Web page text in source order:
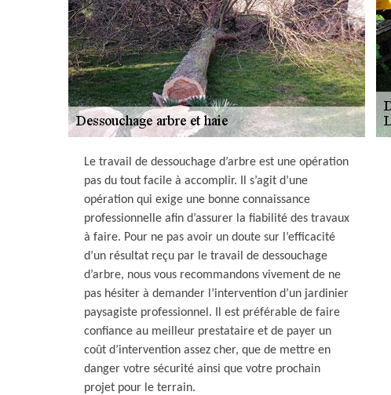
Le travail de dessouchage d’arbre est une opération
pas du tout facile à accomplir. Il s’agit d’une
opération qui exige une bonne connaissance
professionnelle afin d’assurer la fiabilité des travaux
à faire. Pour ne pas avoir un doute sur l’efficacité
d’un résultat reçu par le travail de dessouchage
d’arbre, nous vous recommandons vivement de ne
pas hésiter à demander l’intervention d’un jardinier
paysagiste professionnel. Il est préférable de faire
confiance au meilleur prestataire et de payer un
coût d’intervention assez cher, que de mettre en
danger votre sécurité ainsi que votre prochain
projet pour le terrain.